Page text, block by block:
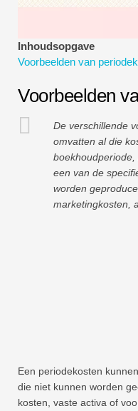
Tutorials voor
Volledige vorm
Inhoudsopgave
Voorbeelden van
Voorbeelden
De verschillende
omvatten al die
een van de
worden
marketingkosten,
Een periodekosten
die niet kunnen worden
kosten, vaste activa of